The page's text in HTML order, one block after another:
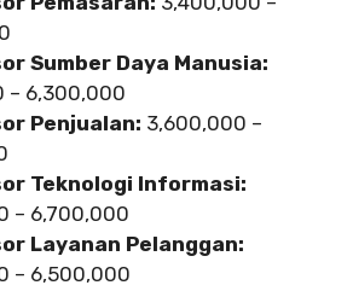
Sumber Daya Manusia:
– 6,300,000
Penjualan: 3,600,000 –
Teknologi Informasi:
– 6,700,000
Layanan Pelanggan:
– 6,500,000